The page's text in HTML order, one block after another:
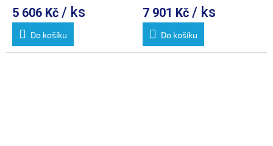
5 606 Kč / ks
Do košíku
7 901 Kč / ks
Do košíku